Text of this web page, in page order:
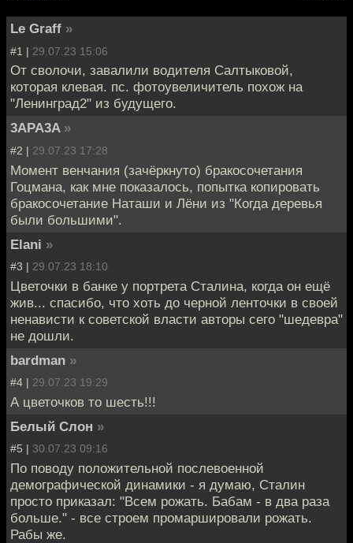
Le Graff »
#1 | 29.07.23 15:06
От сволочи, завалили водителя Салтыковой,
которая клевая. пс. фотоувеличитель похож на
"Ленинград2" из будущего.
3APA3A »
#2 | 29.07.23 17:28
Момент венчания (зачёркнуто) бракосочетания
Гоцмана, как мне показалось, попытка копировать
бракосочетание Наташи и Лёни из "Когда деревья
были большими".
Elani »
#3 | 29.07.23 18:10
Цветочки в банке у портрета Сталина, когда он ещё
жив... спасибо, что хоть до черной ленточки в своей
ненависти к советской власти авторы сего "шедевра"
не дошли.
bardman »
#4 | 29.07.23 19:29
А цветочков то шесть!!!
Белый Слон »
#5 | 30.07.23 09:16
По поводу положительной послевоенной
демографической динамики - я думаю, Сталин
просто приказал: "Всем рожать. Бабам - в два раза
больше." - все строем промаршировали рожать.
Рабы же.